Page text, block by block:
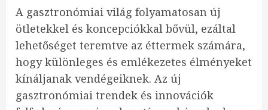
A gasztronómiai világ folyamatosan új
ötletekkel és koncepciókkal bővül, ezáltal
lehetőséget teremtve az éttermek számára,
hogy különleges és emlékezetes élményeket
kínáljanak vendégeiknek. Az új
gasztronómiai trendek és innovációk